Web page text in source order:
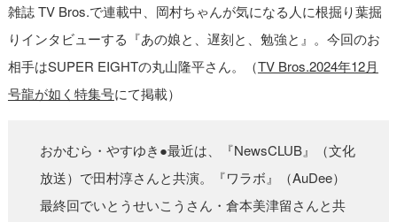
雑誌 TV Bros.で連載中、岡村ちゃんが気になる人に根掘り葉掘
りインタビューする『あの娘と、遅刻と、勉強と』。今回のお
相手はSUPER EIGHTの丸山隆平さん。（TV Bros.2024年12月
号龍が如く特集号にて掲載）
おかむら・やすゆき●最近は、『NewsCLUB』（文化
放送）で田村淳さんと共演。『ワラボ』（AuDee）
最終回でいとうせいこうさん・倉本美津留さんと共